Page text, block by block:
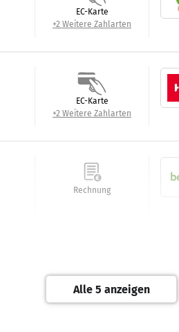
EC-Karte
+2 Weitere Zahlarten
EC-Karte
+2 Weitere Zahlarten
Rechnung
RAL
+1 Weitere Zahlarten
Alle 5 anzeigen